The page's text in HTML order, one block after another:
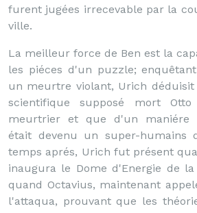
furent jugées irrecevable par la
ville.
La meilleur force de Ben est la
les piéces d'un puzzle;
un meurtre violant, Urich
scientifique supposé mort
meurtrier et que d'un maniére
était devenu un super-humains
temps aprés, Urich fut présent
inaugura le Dome d'Energie de
quand Octavius, maintenant
l'attaqua, prouvant que les